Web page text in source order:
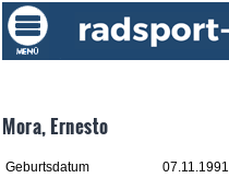
Mora, Ernesto
Geburtsdatum
07.11.1991